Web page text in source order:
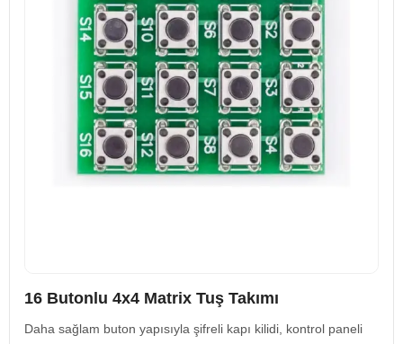
16 Butonlu 4x4 Matrix Tuş Takımı
Daha sağlam buton yapısıyla şifreli kapı kilidi, kontrol paneli